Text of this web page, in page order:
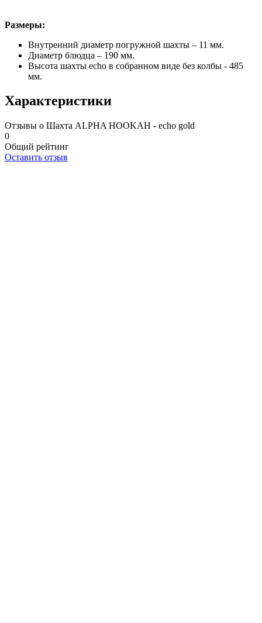
Размеры:
Внутренний диаметр погружной шахты – 11 мм.
Диаметр блюдца – 190 мм.
Высота шахты echo в собранном виде без колбы - 485
мм.
Характеристики
Отзывы о Шахта ALPHA HOOKAH - echo gold
0
Общий рейтинг
Оставить отзыв